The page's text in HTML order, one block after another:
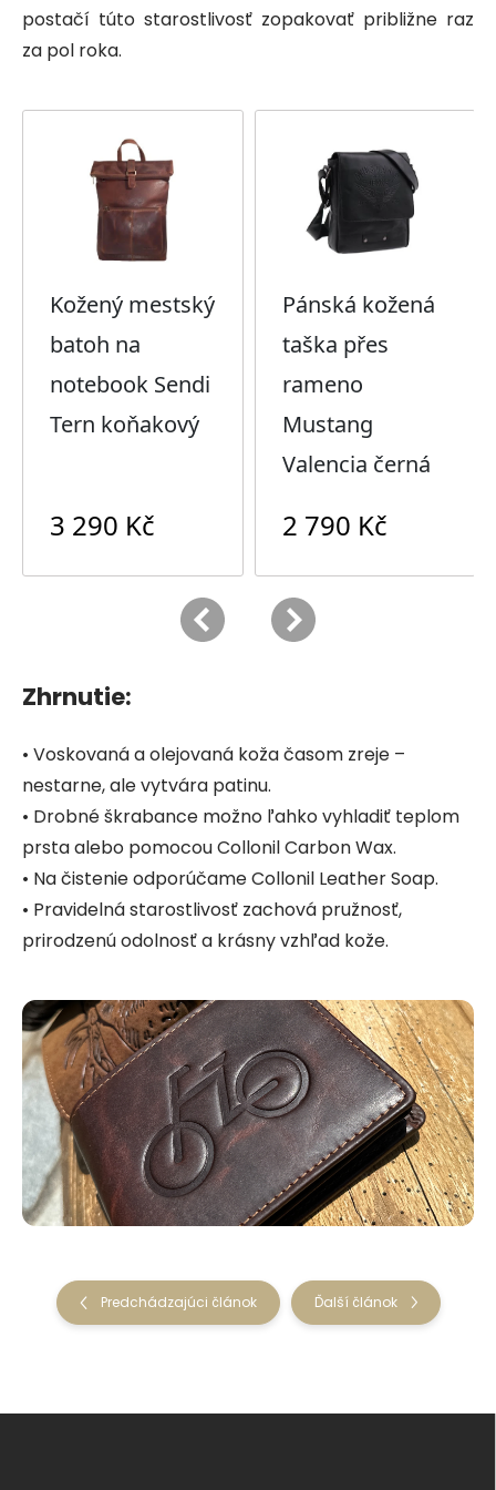
postačí túto starostlivosť zopakovať približne raz
za pol roka.
Zhrnutie:
• Voskovaná a olejovaná koža časom zreje –
nestarne, ale vytvára patinu.
• Drobné škrabance možno ľahko vyhladiť teplom
prsta alebo pomocou Collonil Carbon Wax.
• Na čistenie odporúčame Collonil Leather Soap.
• Pravidelná starostlivosť zachová pružnosť,
prirodzenú odolnosť a krásny vzhľad kože.
Predchádzajúci článok Ďalší článok
Z